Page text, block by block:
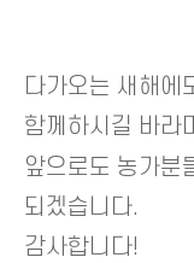
다가오는 새해에
함께하시길 바라
앞으로도 농가분
되겠습니다.
감사합니다!